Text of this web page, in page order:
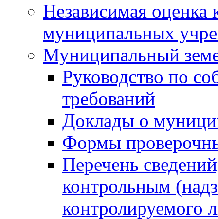
Независимая оценка
муниципальных
Муниципальный
Руководство по
требований
Доклады о
Формы
Перечень
контрольным
контролируемого